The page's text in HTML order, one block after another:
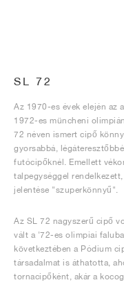
SL 72
Az 1970-es évek elején az
1972-es müncheni
72 néven ismert cipő
gyorsabbá,
futócipőknél. Emellett
talpegységgel
jelentése "szuperkönnyű".
Az SL 72 nagyszerű cipő
vált a '72-es olimpiai
következtében a Pódium
társadalmat is áthatotta,
tornacipőként, akár a